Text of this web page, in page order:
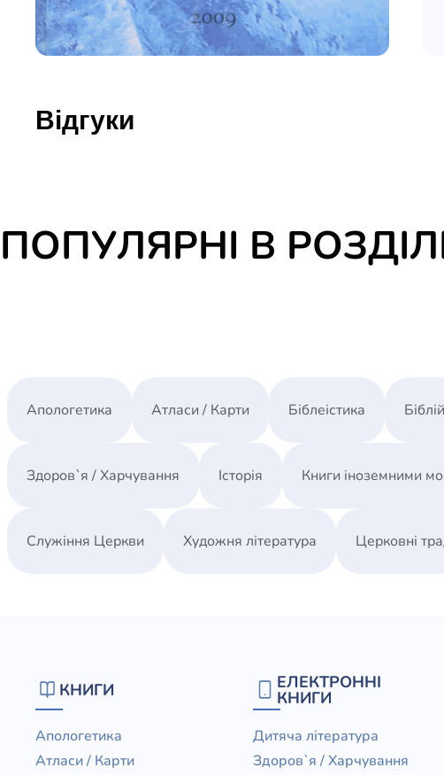
Відгуки
ПОПУЛЯРНІ В
Апологетика Атласи / Карти Біблеістика
Здоров`я / Харчування Історія Книги іноземними
Служіння Церкви Художня література Церковні
КНИГИ
Апологетика
Атласи / Карти
ЕЛЕКТРОННІ
КНИГИ
Дитяча література
Здоров`я / Харчування